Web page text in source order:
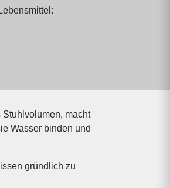
macht
Wasser binden und
gründlich zu